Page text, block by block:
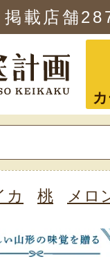
掲載店舗
カ 桃 メロ